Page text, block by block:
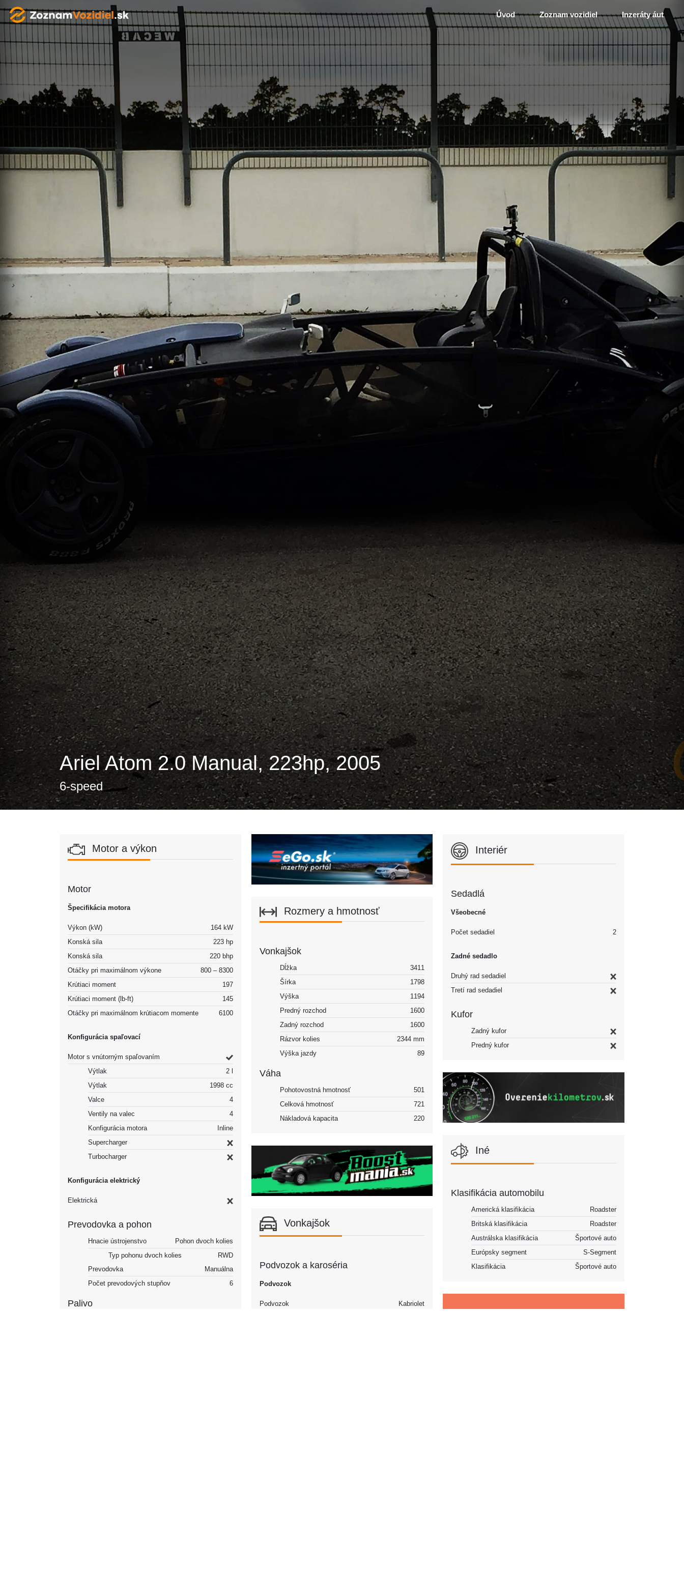
Úvod Zoznam vozidiel Inzeráty áut
Ariel Atom 2.0 Manual, 223hp, 2005
6-speed
Motor a výkon
Motor
Špecifikácia motora
Výkon (kW)
164 kW
Konská sila
223 hp
Konská sila
220 bhp
Otáčky pri maximálnom výkone
800 – 8300
Krútiaci moment
197
Krútiaci moment (lb-ft)
145
Otáčky pri maximálnom krútiacom momente
6100
Konfigurácia spaľovací
Motor s vnútorným spaľovaním
Výtlak
2 l
Výtlak
1998 cc
Valce
4
Ventily na valec
4
Konfigurácia motora
Inline
Supercharger
Turbocharger
Konfigurácia elektrický
Elektrická
Prevodovka a pohon
Hnacie ústrojenstvo
Pohon dvoch kolies
Typ pohonu dvoch kolies
RWD
Prevodovka
Manuálna
Počet prevodových stupňov
6
Palivo
Rozmery a hmotnosť
Vonkajšok
Dĺžka
3411
Šírka
1798
Výška
1194
Predný rozchod
1600
Zadný rozchod
1600
Rázvor kolies
2344 mm
Výška jazdy
89
Váha
Pohotovostná hmotnosť
501
Celková hmotnosť
721
Nákladová kapacita
220
Vonkajšok
Podvozok a karoséria
Podvozok
Podvozok
Kabriolet
Interiér
Sedadlá
Všeobecné
Počet sedadiel 2
Zadné sedadlo
Druhý rad sedadiel
Tretí rad sedadiel
Kufor
Zadný kufor
Predný kufor
Iné
Klasifikácia automobilu
Americká klasifikácia
Roadster
Britská klasifikácia
Roadster
Austrálska klasifikácia
Športové auto
Európsky segment
S-Segment
Klasifikácia
Športové auto